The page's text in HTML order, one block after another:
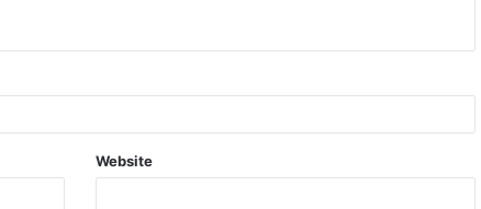
Website